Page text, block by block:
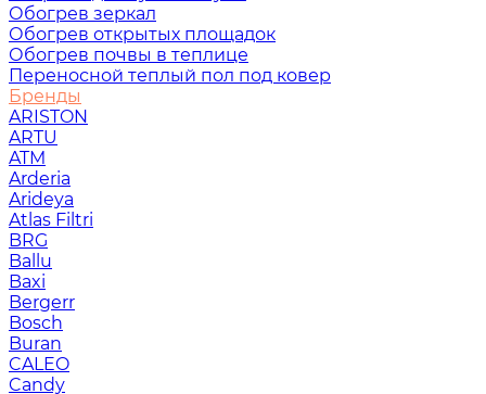
Обогрев зеркал
Обогрев открытых площадок
Обогрев почвы в теплице
Переносной теплый пол под ковер
Бренды
ARISTON
ARTU
ATM
Arderia
Arideya
Atlas Filtri
BRG
Ballu
Baxi
Bergerr
Bosch
Buran
CALEO
Candy